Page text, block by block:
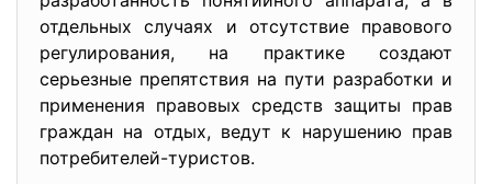
отдельных случаях и отсутствие правового
регулирования, на практике создают
серьезные препятствия на пути разработки и
применения правовых средств защиты прав
граждан на отдых, ведут к нарушению прав
потребителей-туристов.